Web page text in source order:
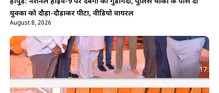
युवकों को दौड़ा-दौड़ाकर पीटा, वीडियो वायरल
August 8, 2026